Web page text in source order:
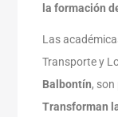
la formación
Las
Transporte y
Balbontín,
Transforman